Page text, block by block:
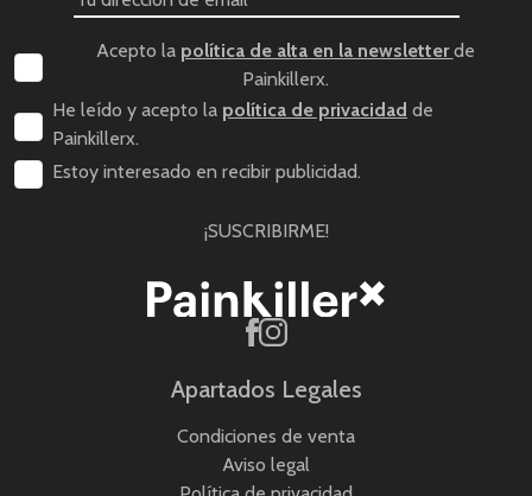
Acepto la política de alta en la newsletterde
Painkillerx.
He leído y acepto la política de privacidad de
Painkillerx.
Estoy interesado en recibir publicidad.
¡SUSCRIBIRME!
Apartados Legales
Condiciones de venta
Aviso legal